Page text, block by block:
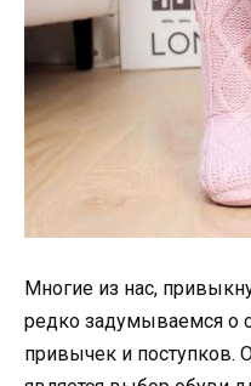
Многие из нас,
редко задумываемся о
привычек и поступков.